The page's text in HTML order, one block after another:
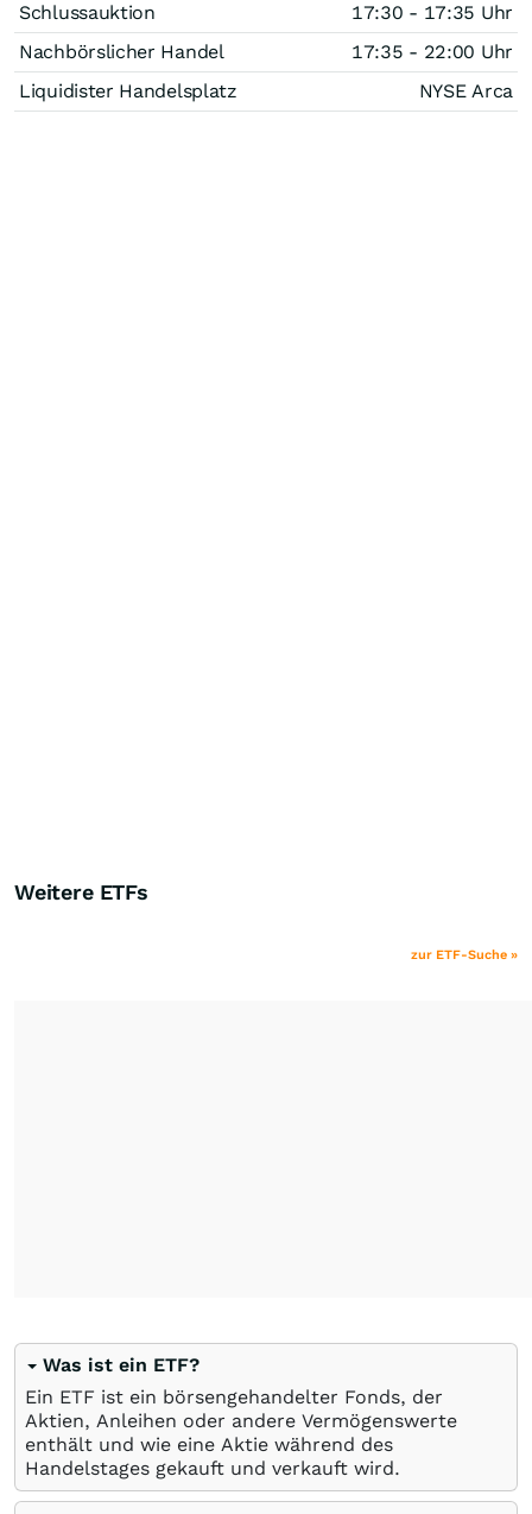
Schlussauktion
17:30 - 17:35 Uhr
Nachbörslicher Handel
17:35 - 22:00 Uhr
Liquidister Handelsplatz
NYSE Arca
Weitere ETFs
zur ETF-Suche »
Was ist ein ETF?
Ein ETF ist ein börsengehandelter Fonds, der
Aktien, Anleihen oder andere Vermögenswerte
enthält und wie eine Aktie während des
Handelstages gekauft und verkauft wird.